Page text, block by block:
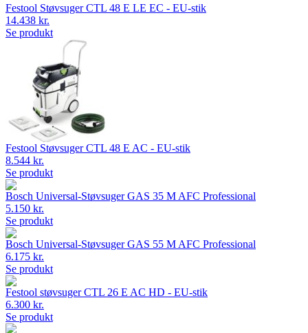
Festool Støvsuger CTL 48 E LE EC - EU-stik
14.438 kr.
Se produkt
Festool Støvsuger CTL 48 E AC - EU-stik
8.544 kr.
Se produkt
Bosch Universal-Støvsuger GAS 35 M AFC Professional
5.150 kr.
Se produkt
Bosch Universal-Støvsuger GAS 55 M AFC Professional
6.175 kr.
Se produkt
Festool støvsuger CTL 26 E AC HD - EU-stik
6.300 kr.
Se produkt